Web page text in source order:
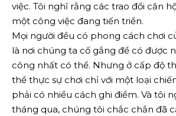
việc. Tôi nghĩ rằng các trao đổi căn
một công việc đang tiến triển.
Mọi người đều có phong cách chơi
là nơi chúng ta cố gắng để có được
công nhất có thể. Nhưng ở cấp độ
thể thực sự chơi chỉ với một loại
phải có nhiều cách ghi điểm. Và tôi
tháng qua, chúng tôi chắc chắn đã